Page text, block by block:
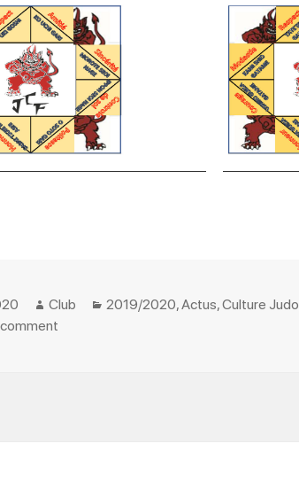
Author
Club Categories
2019/2020,Actus,Culture Judo